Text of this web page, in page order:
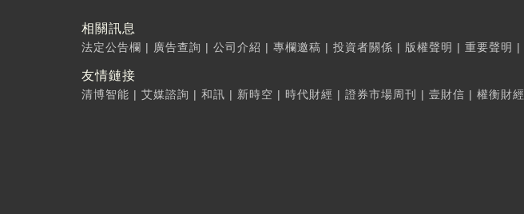
相關訊息
法定公告欄 | 廣告查詢 | 公司介紹 | 專欄邀稿 | 投資者關係 | 版權聲明 | 重要聲明 |
友情鏈接
清博智能 | 艾媒諮詢 | 和訊 | 新時空 | 時代財經 | 證券市場周刊 | 壹財信 | 權衡財經